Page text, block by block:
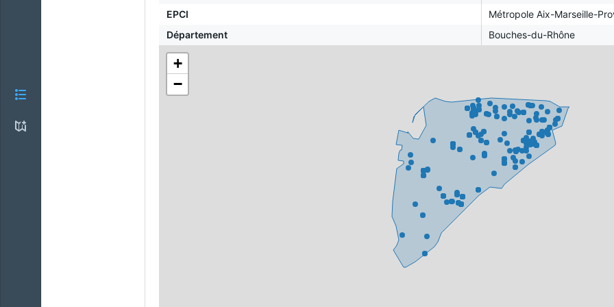
EPCI
Métropole Aix-Marseille-
Département
Bouches-du-Rhône
+
−